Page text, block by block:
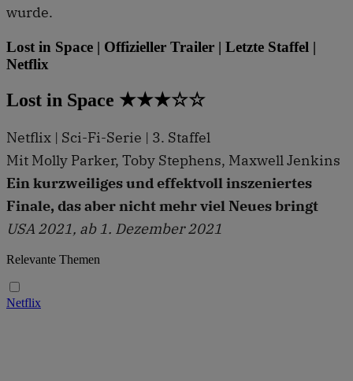
wurde.
Lost in Space | Offizieller Trailer | Letzte Staffel |
Netflix
Lost in Space ★★★☆☆
Netflix | Sci-Fi-Serie | 3. Staffel
Mit Molly Parker, Toby Stephens, Maxwell Jenkins
Ein kurzweiliges und effektvoll inszeniertes
Finale, das aber nicht mehr viel Neues bringt
USA 2021, ab 1. Dezember 2021
Relevante Themen
Netflix